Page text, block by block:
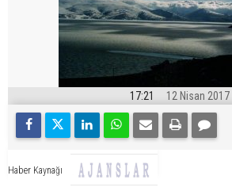
17:21 12 Nisan 2017
Haber Kaynağı